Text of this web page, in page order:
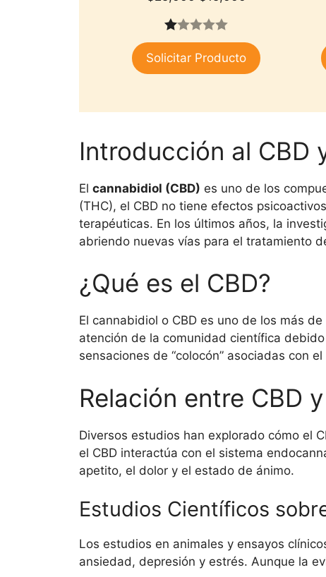
original
$25,000.
es:
$15,000.
1.
00
Solicitar Producto
Introducción al CBD
El cannabidiol (CBD) es uno de los
(THC), el CBD no tiene efectos
terapéuticas. En los últimos años, la
abriendo nuevas vías para el tratamiento
¿Qué es el CBD?
El cannabidiol o CBD es uno de los más
atención de la comunidad científica
sensaciones de “colocón” asociadas con el
Relación entre CBD
Diversos estudios han explorado cómo el
el CBD interactúa con el sistema
apetito, el dolor y el estado de ánimo.
Estudios Científicos
Los estudios en animales y ensayos
ansiedad, depresión y estrés. Aunque la